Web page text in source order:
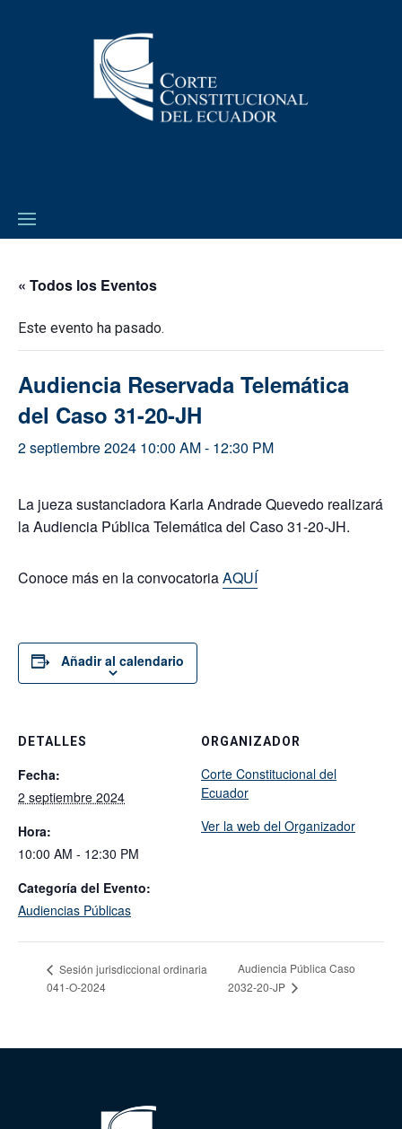
« Todos los Eventos
Este evento ha pasado.
Audiencia Reservada Telemática
del Caso 31-20-JH
2 septiembre 2024 10:00 AM- 12:30 PM
La jueza sustanciadora Karla Andrade Quevedo realizará
la Audiencia Pública Telemática del Caso31-20-JH.
Conoce más en la convocatoriaAQUÍ
Añadir al calendario
DETALLES
Fecha:
2 septiembre 2024
Hora:
10:00 AM - 12:30 PM
Categoría del Evento:
Audiencias Públicas
ORGANIZADOR
Corte Constitucional del
Ecuador
Ver la web del Organizador
Sesión jurisdiccional ordinaria
041-O-2024
Audiencia Pública Caso
2032-20-JP